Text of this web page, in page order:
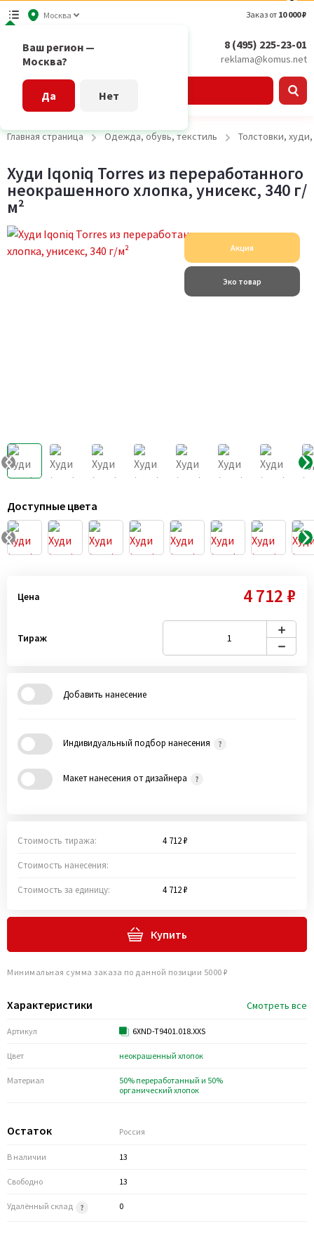
Москва
Ваш регион —
Москва?
Да Нет
Заказ от 10 000 ₽
8 (495) 225-23-01
reklama@komus.net
Главная страница Одежда, обувь, текстиль Толстовки,
Худи Iqoniq Torres из переработанного
неокрашенного хлопка, унисекс, 340 г/
м²
Акция
Эко товар
Доступные цвета
Характеристики Смотреть все
Артикул 6XND-T9401.018.XXS
Цвет неокрашенный хлопок
Материал
50% переработанный и 50%
органический хлопок
Остаток Россия
В наличии 13
Свободно 13
Удалённый склад 0
Цена 4 712 ₽
Тираж
Добавить нанесение
Индивидуальный подбор нанесения
Макет нанесения от дизайнера
Стоимость тиража: 4 712 ₽
Стоимость нанесения:
Стоимость за единицу: 4 712 ₽
Купить
Минимальная сумма заказа по данной позиции 5000 ₽